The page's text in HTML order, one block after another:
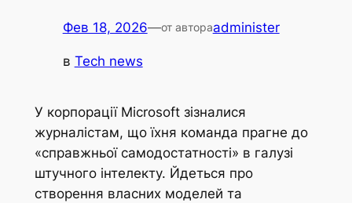
Фев 18, 2026—от автораadminister
в Tech news
У корпорації Microsoft зізналися
журналістам, що їхня команда прагне до
«справжньої самодостатності» в галузі
штучного інтелекту. Йдеться про
створення власних моделей та